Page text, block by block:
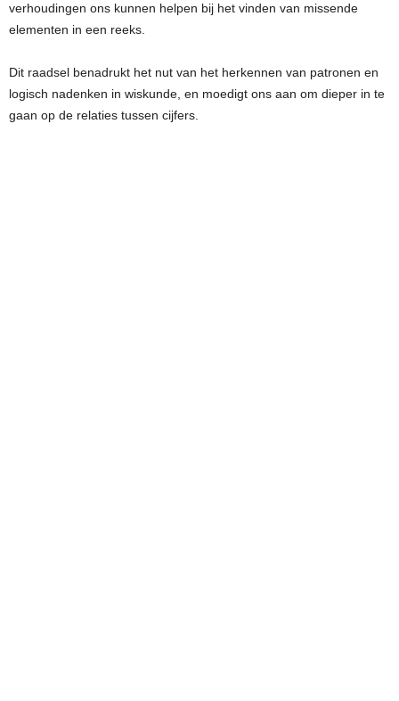
verhoudingen ons kunnen helpen bij het vinden van missende
elementen in een reeks.
Dit raadsel benadrukt het nut van het herkennen van patronen en
logisch nadenken in wiskunde, en moedigt ons aan om dieper in te
gaan op de relaties tussen cijfers.